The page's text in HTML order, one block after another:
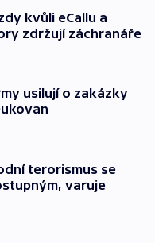
kvůli eCallu a
zdržují záchranáře
usilují o zakázky
terorismus se
varuje